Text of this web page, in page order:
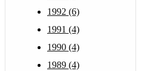
1992 (6)
1991 (4)
1990 (4)
1989 (4)